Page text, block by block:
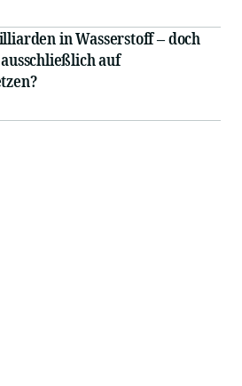
in Wasserstoff – doch
auf